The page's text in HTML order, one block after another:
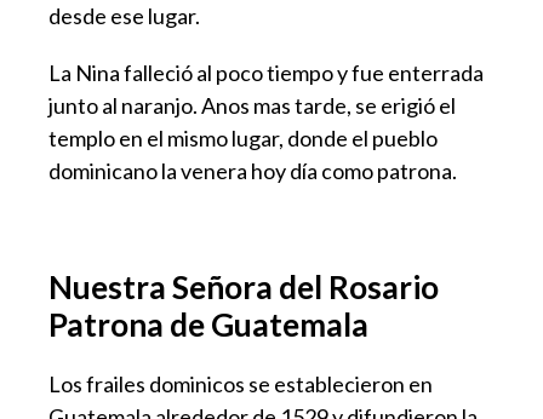
desde ese lugar.
La Nina falleció al poco tiempo y fue enterrada
junto al naranjo. Anos mas tarde, se erigió el
templo en el mismo lugar, donde el pueblo
dominicano la venera hoy día como patrona.
Nuestra Señora del Rosario
Patrona de Guatemala
Los frailes dominicos se establecieron en